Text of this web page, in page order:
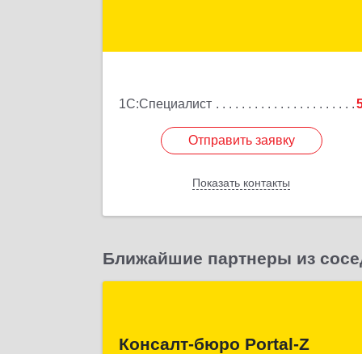
1С:Специалист
Отправить заявку
Показать контакты
Отправить заявку
Назад
Ближайшие партнеры из
Консалт-бюро Portal-Z
357502, Ставропольский край,